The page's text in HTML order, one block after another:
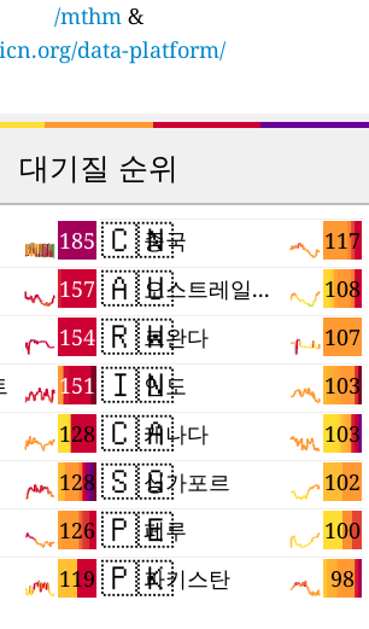
/mthm &
data-platform/
대기질 순위
185
157
154
151
128
128
126
119
🇨🇳 117
중국
🇦🇺 108
오스트레일리아
🇷🇼 107
르완다
🇮🇳 103
인도
🇨🇦 103
캐나다
🇸🇬 102
싱가포르
🇵🇪 100
페루
🇵🇰 98
파키스탄